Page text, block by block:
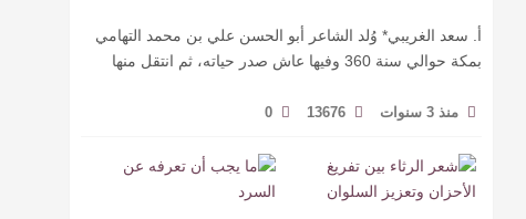
أ. سعد الغريبي* وُلد الشاعر أبو الحسن علي بن محمد التهامي
بمكة حوالي سنة 360 وفيها عاش صدر حياته، ثم انتقل منها
منذ 3 سنوات 13676
0